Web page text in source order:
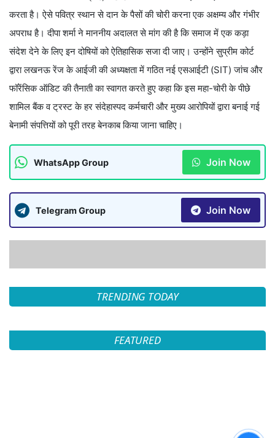
करता है। ऐसे पवित्र स्थान से दान के पैसों की चोरी करना एक अक्षम्य और गंभीर
अपराध है। दीपा शर्मा ने माननीय अदालत से मांग की है कि समाज में एक कड़ा
संदेश देने के लिए इन दोषियों को ऐतिहासिक सजा दी जाए। उन्होंने सुप्रीम कोर्ट
द्वारा लखनऊ रेंज के आईजी की अध्यक्षता में गठित नई एसआईटी (SIT) जांच और
फॉरेंसिक ऑडिट की तैनाती का स्वागत करते हुए कहा कि इस महा-चोरी के पीछे
शामिल बैंक व ट्रस्ट के हर संदेहास्पद कर्मचारी और मुख्य आरोपियों द्वारा बनाई गई
बेनामी संपत्तियों को पूरी तरह बेनकाब किया जाना चाहिए।
WhatsApp Group Join Now
Telegram Group Join Now
TRENDING TODAY
FEATURED